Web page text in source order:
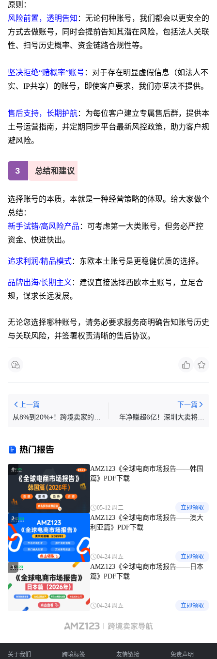
原则：
风险前置，透明告知 ：无论何种账号，我们 都会以更安全的
方式去做账号，同时会提前告知其潜在风险，包括法人关联
性、扫号历史概率、资金链路合规性等。
坚决拒绝“赌概率”账号 ：对于存在明显虚假信息（如法人不
实、IP共享）的账号，即使客户要求，我们亦坚决不提供。
售后支持，长期护航：为每位客户建立专属售后群，提供本
土号运营指南，并定期同步平台最新风控政策，助力客户规
避风险。
3 总结和建议
选择账号的本质， 本就是一种经营策略的体现。 给大家做个
总结：
新手试错/高风险产品 ：可考虑第一大类账号，但务必严控
资金、快进快出。
追求利润/精品模式：东欧本土账号是更稳健优质的选择。
品牌出海/长期主义 ：建议直接选择西欧本土账号，立足合
规，谋求长远发展。
无论您选择哪种账号，请务必要求服务商明确告知账号历史
与关联风险，并签署权责清晰的售后协议。
上一篇
从8%到20%+！跨境卖家的盈
下一篇
年净赚超6亿！深圳大卖将二
热门报告
1
AMZ123《全球电商市场报告——韩国
篇》PDF下载
05-12 周二 立即领取
2
AMZ123《全球电商市场报告——澳大
利亚篇》PDF下载
04-24 周五 立即领取
3
AMZ123《全球电商市场报告——日本
篇》PDF下载
04-24 周五 立即领取
关于我们 跨境标签 友情链接 免责声明